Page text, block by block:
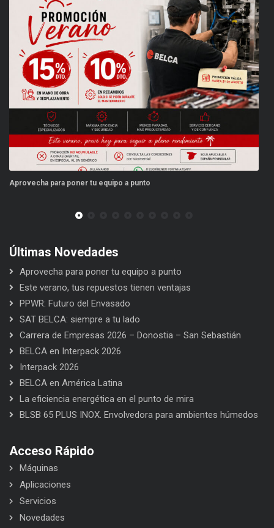
Aprovecha para poner tu equipo a punto
Últimas Novedades
Aprovecha para poner tu equipo a punto
Este verano, tus repuestos tienen ventajas
PPWR: Futuro del Envasado
SAT BELCA: siempre a tu lado
Carrera de Empresas 2026 – Donostia – San Sebastián
BELCA en Interpack 2026
Interpack 2026
BELCA en América Latina
La eficiencia energética en el punto de mira
BLSB 65 PLUS INOX. Envolvedora para ambientes húmedos
Acceso Rápido
Máquinas
Aplicaciones
Servicios
Novedades